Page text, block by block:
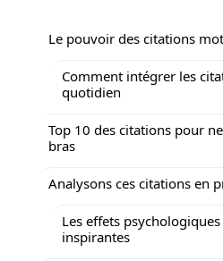
Le pouvoir des citations
Comment intégrer les
quotidien
Top 10 des citations pour
bras
Analysons ces citations en
Les effets
inspirantes